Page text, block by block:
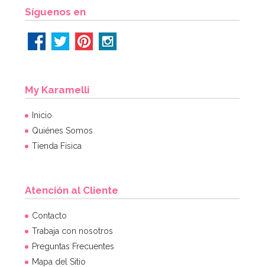
Síguenos en
My Karamelli
Inicio
Quiénes Somos
Tienda Física
Atención al Cliente
Contacto
Trabaja con nosotros
Preguntas Frecuentes
Mapa del Sitio